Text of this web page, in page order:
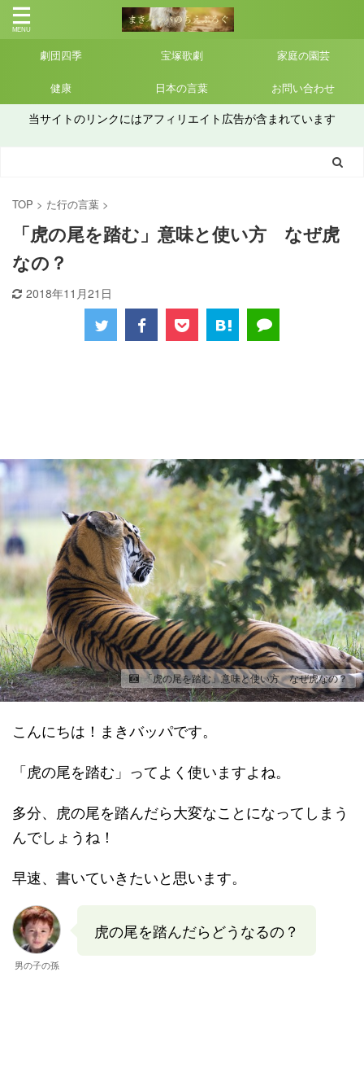
劇団四季 宝塚歌劇 家庭の園芸
健康 日本の言葉 お問い合わせ
当サイトのリンクにはアフィリエイト広告が含まれています
TOP > た行の言葉 >
「虎の尾を踏む」意味と使い方 なぜ虎
なの？
2018年11月21日
「虎の尾を踏む」意味と使い方 なぜ虎なの？
こんにちは！まきバッパです。
「虎の尾を踏む」ってよく使いますよね。
多分、虎の尾を踏んだら大変なことになってしまう
んでしょうね！
早速、書いていきたいと思います。
男の子の孫
虎の尾を踏んだらどうなるの？